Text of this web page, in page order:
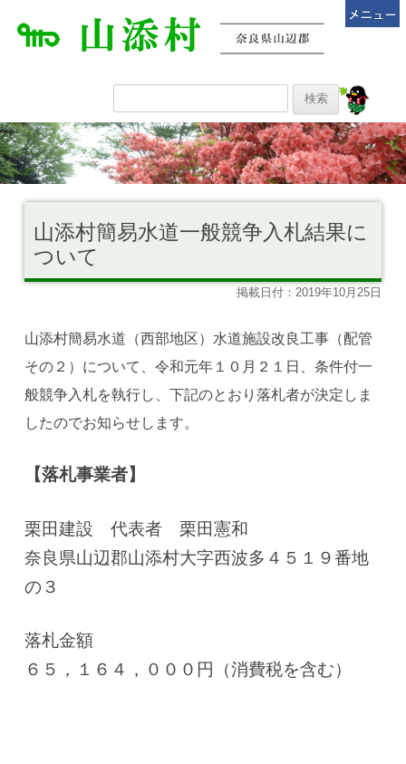
山添村簡易水道一般競争入札結果に
ついて
掲載日付：2019年10月25日
山添村簡易水道（西部地区）水道施設改良工事（配管
その２）について、令和元年１０月２１日、条件付一
般競争入札を執行し、下記のとおり落札者が決定しま
したのでお知らせします。
【落札事業者】
栗田建設 代表者 栗田憲和
奈良県山辺郡山添村大字西波多４５１９番地
の３
落札金額
６５，１６４，０００円（消費税を含む）